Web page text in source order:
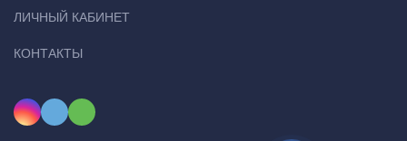
ЛИЧНЫЙ КАБИНЕТ
КОНТАКТЫ